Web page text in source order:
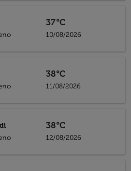
37°C
10/08/2026
38°C
11/08/2026
38°C
12/08/2026